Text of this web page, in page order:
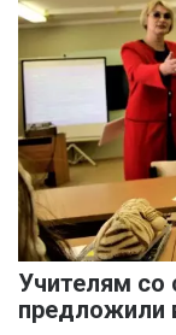
Учителям со
предложили